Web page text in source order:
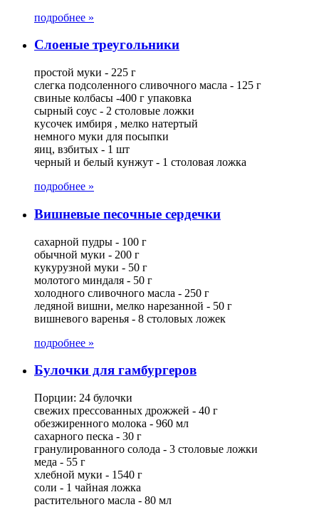
подробнее »
Слоеные треугольники
простой муки - 225 г
слегка подсоленного сливочного масла - 125 г
свиные колбасы -400 г упаковка
сырный соус - 2 столовые ложки
кусочек имбиря , мелко натертый
немного муки для посыпки
яиц, взбитых - 1 шт
черный и белый кунжут - 1 столовая ложка
подробнее »
Вишневые песочные сердечки
сахарной пудры - 100 г
обычной муки - 200 г
кукурузной муки - 50 г
молотого миндаля - 50 г
холодного сливочного масла - 250 г
ледяной вишни, мелко нарезанной - 50 г
вишневого варенья - 8 столовых ложек
подробнее »
Булочки для гамбургеров
Порции: 24 булочки
свежих прессованных дрожжей - 40 г
обезжиренного молока - 960 мл
сахарного песка - 30 г
гранулированного солода - 3 столовые ложки
меда - 55 г
хлебной муки - 1540 г
соли - 1 чайная ложка
растительного масла - 80 мл